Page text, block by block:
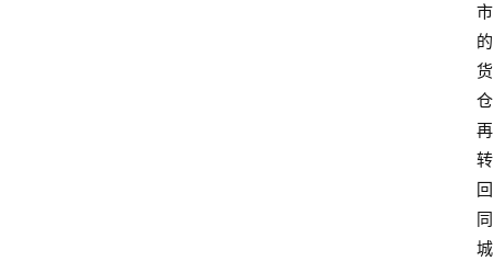
市
的
货
仓
再
转
回
同
城